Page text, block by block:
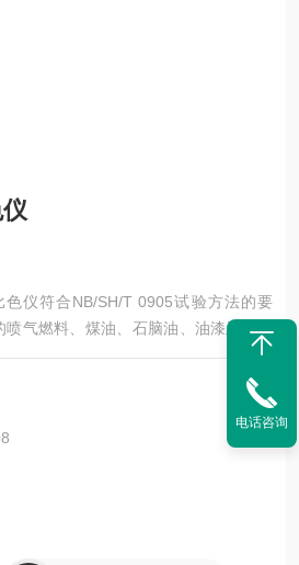
色仪符合NB/SH/T 0905试验方法的要
喷气燃料、煤油、石脑油、油漆及清洗
测定，并根据相应的运算规则将测定
应颜色色号，其重复性和再现性满足G
电话咨询